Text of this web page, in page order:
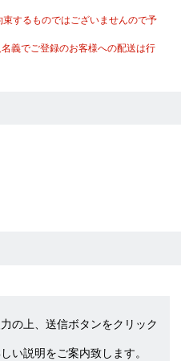
するものではございませんので予
義でご登録のお客様への配送は行
の上、送信ボタンをクリック
い説明をご案内致します。